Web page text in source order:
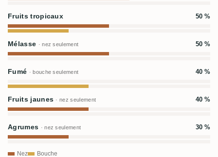
Fruits tropicaux 50 %
Mélasse · nez seulement 50 %
Fumé · bouche seulement 40 %
Fruits jaunes · nez seulement 40 %
Agrumes · nez seulement 30 %
Nez Bouche